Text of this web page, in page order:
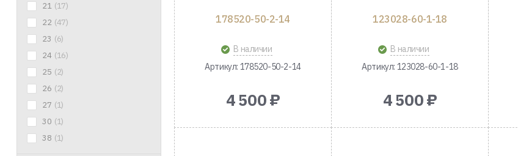
21 (17)
22 (47)
23 (6)
24 (16)
25 (2)
26 (2)
27 (1)
30 (1)
38 (1)
178520-50-2-14
В наличии
Артикул: 178520-50-2-14
4 500 ₽
123028-60-1-18
В наличии
Артикул: 123028-60-1-18
4 500 ₽